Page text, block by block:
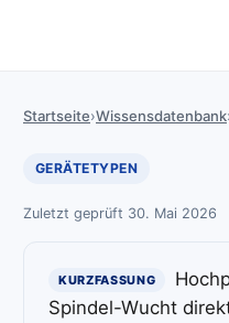
Startseite›Wissensdatenbank
GERÄTETYPEN
Zuletzt geprüft 30. Mai 2026
KURZFASSUNG
Spindel-Wucht